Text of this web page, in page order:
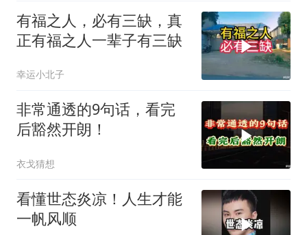
有福之人，必有三缺，真
正有福之人一辈子有三缺
幸运小北子
非常通透的9句话，看完
后豁然开朗！
衣戈猜想
看懂世态炎凉！人生才能
一帆风顺